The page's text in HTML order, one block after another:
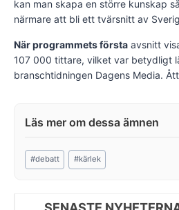
kan man skapa en större kunskap
närmare att bli ett tvärsnitt av
När programmets första avsnitt
107 000 tittare, vilket var betydligt
branschtidningen Dagens Media.
Post
Tags:
#debatt #kärlek